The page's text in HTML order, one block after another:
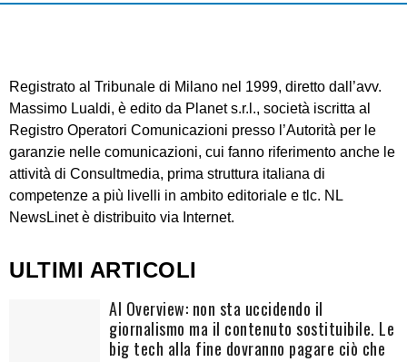
Registrato al Tribunale di Milano nel 1999, diretto dall’avv.
Massimo Lualdi, è edito da Planet s.r.l., società iscritta al
Registro Operatori Comunicazioni presso l’Autorità per le
garanzie nelle comunicazioni, cui fanno riferimento anche le
attività di Consultmedia, prima struttura italiana di
competenze a più livelli in ambito editoriale e tlc. NL
NewsLinet è distribuito via Internet.
ULTIMI ARTICOLI
AI Overview: non sta uccidendo il
giornalismo ma il contenuto sostituibile. Le
big tech alla fine dovranno pagare ciò che